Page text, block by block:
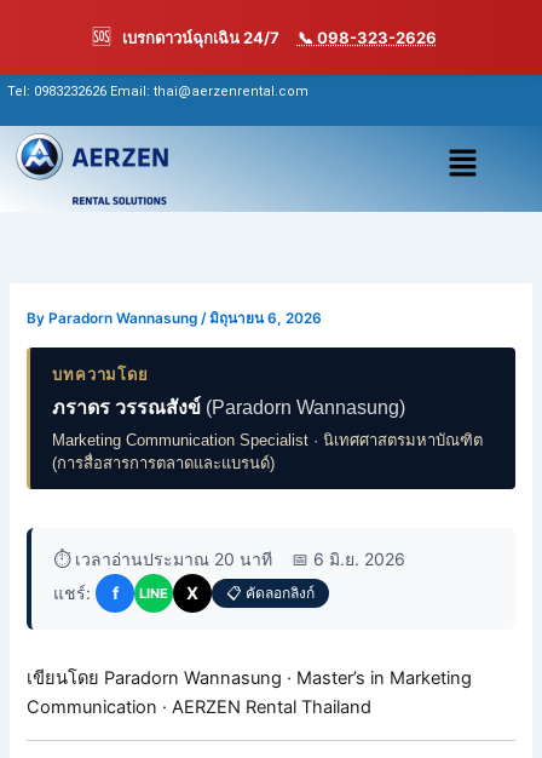
🆘 เบรกดาวน์ฉุกเฉิน 24/7 📞 098-323-2626
content
Tel: 0983232626 Email: thai@aerzenrental.com
เมนู
By Paradorn Wannasung/มิถุนายน 6, 2026
บทความโดย
ภราดร วรรณสังข์ (Paradorn Wannasung)
Marketing Communication Specialist · นิเทศศาสตรมหาบัณฑิต
(การสื่อสารการตลาดและแบรนด์)
⏱️ เวลาอ่านประมาณ 20 นาที
📅 6 มิ.ย. 2026
แชร์:
f LINE X 📋 คัดลอกลิงก์
เขียนโดย Paradorn Wannasung · Master’s in Marketing
Communication · AERZEN Rental Thailand